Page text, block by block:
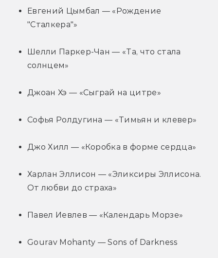
Евгений Цымбал — «Рождение
"Сталкера"»
Шелли Паркер-Чан — «Та, что стала
солнцем»
Джоан Хэ — «Сыграй на цитре»
Софья Ролдугина — «Тимьян и клевер»
Джо Хилл — «Коробка в форме сердца»
Харлан Эллисон — «Эликсиры Эллисона.
От любви до страха»
Павел Иевлев — «Календарь Морзе»
Gourav Mohanty — Sons of Darkness